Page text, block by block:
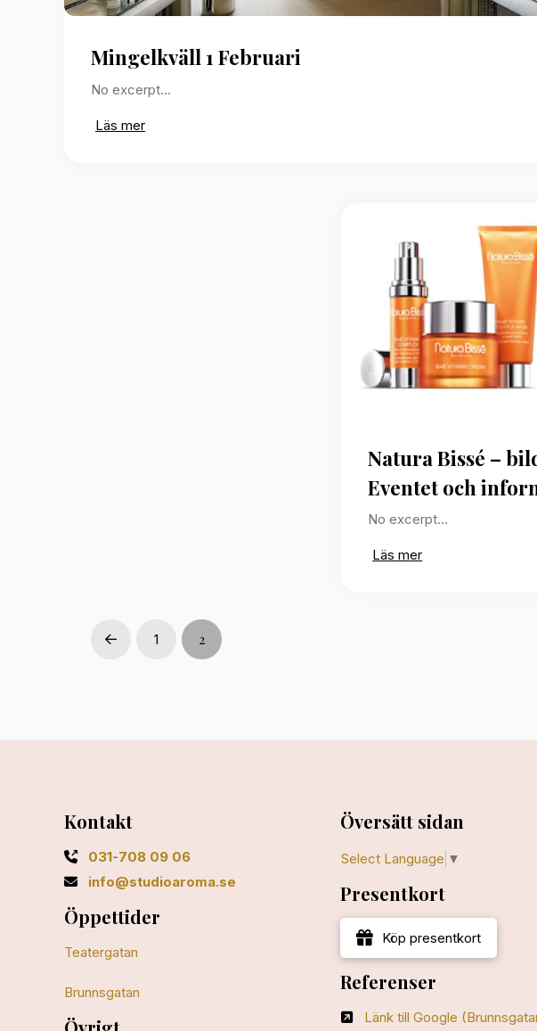
Mingelkväll 1 Februari
No excerpt…
Läs mer
Natura Bissé –
Eventet och
No excerpt…
Läs mer
Prev 1 2
Kontakt
031-708 09 06
info@studioaroma.se
Öppettider
Teatergatan
Brunnsgatan
Översätt sidan
Select Language ▼
Presentkort
Köp presentkort
Referenser
Länk till Google